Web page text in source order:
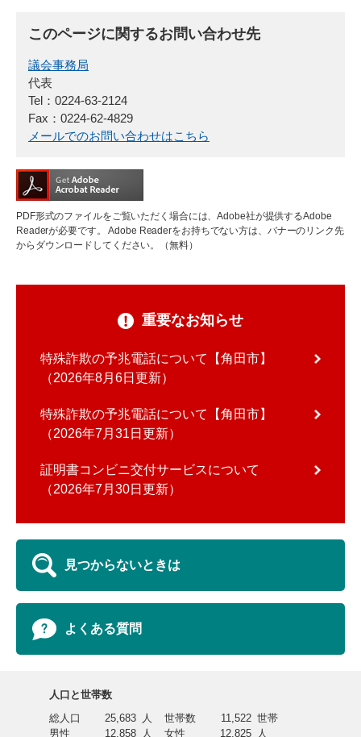
このページに関するお問い合わせ先
議会事務局
代表
Tel：0224-63-2124
Fax：0224-62-4829
メールでのお問い合わせはこちら
PDF形式のファイルをご覧いただく場合には、Adobe社が提供するAdobe
Readerが必要です。
Adobe Readerをお持ちでない方は、バナーのリンク先
からダウンロードしてください。（無料）
重要なお知らせ
特殊詐欺の予兆電話について【角田市】
2026年8月6日更新
特殊詐欺の予兆電話について【角田市】
2026年7月31日更新
証明書コンビニ交付サービスについて
2026年7月30日更新
見つからないときは
よくある質問
人口と世帯数
総人口
25,683 人 世帯数 11,522 世帯
男性
12,858 人 女性 12,825 人